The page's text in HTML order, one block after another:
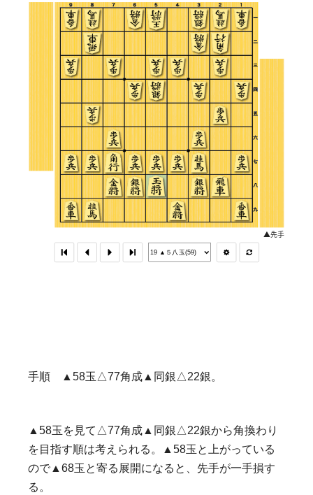
手順 ▲58玉△77角成▲同銀△22銀。
▲58玉を見て△77角成▲同銀△22銀から角換わり
を目指す順は考えられる。▲58玉と上がっている
ので▲68玉と寄る展開になると、先手が一手損す
る。